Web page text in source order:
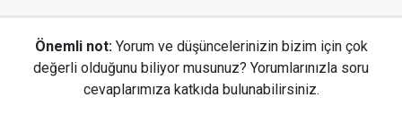
Önemli not: Yorum ve düşüncelerinizin bizim için çok
değerli olduğunu biliyor musunuz? Yorumlarınızla soru
cevaplarımıza katkıda bulunabilirsiniz.